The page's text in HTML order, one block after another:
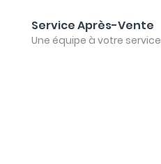
Service Après-Vente
Une équipe à votre service